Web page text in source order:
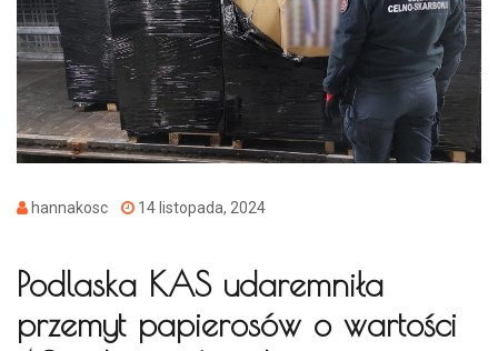
hannakosc 14 listopada, 2024
Podlaska KAS udaremniła
przemyt papierosów o wartości